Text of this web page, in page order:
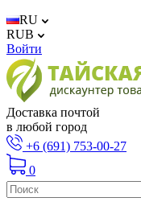
RU
RUB
Войти
Доставка почтой
в любой город
+6 (691) 753-00-27
0